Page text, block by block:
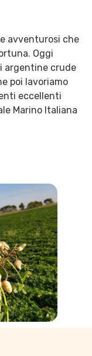
avventurosi che
Oggi
argentine crude
poi lavoriamo
eccellenti
Marino Italiana